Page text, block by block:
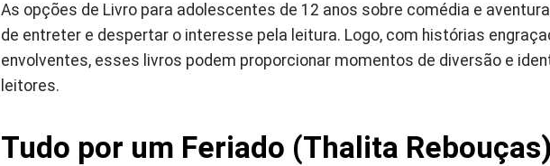
As opções de Livro para adolescentes de 12 anos sobre comédia e
de entreter e despertar o interesse pela leitura. Logo, com histórias
envolventes, esses livros podem proporcionar momentos de diversão e
leitores.
Tudo por um Feriado (Thalita Rebouças)